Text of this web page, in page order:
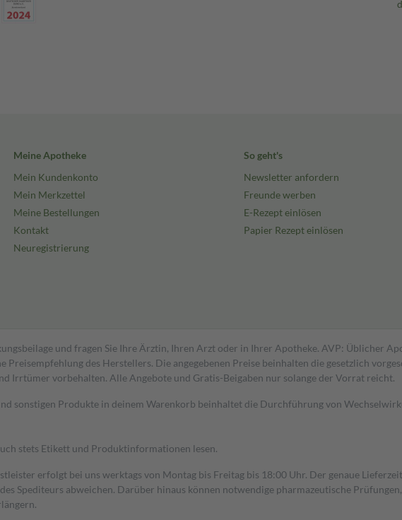
Meine Apotheke
Mein Kundenkonto
Mein Merkzettel
Meine Bestellungen
Kontakt
Neuregistrierung
So geht's
Newsletter anfordern
Freunde werben
E-Rezept einlösen
Papier Rezept einlösen
und fragen Sie Ihre Ärztin, Ihren Arzt oder in Ihrer Apotheke. AVP: Üblicher
des Herstellers. Die angegebenen Preise beinhalten die gesetzlich
Irrtümer vorbehalten. Alle Angebote und Gratis-Beigaben nur solange der Vorrat reicht.
sonstigen Produkte in deinem Warenkorb beinhaltet die Durchführung von
stets Etikett und Produktinformationen lesen.
erfolgt bei uns werktags von Montag bis Freitag bis 18:00 Uhr. Der genaue
Spediteurs abweichen. Darüber hinaus können notwendige pharmazeutische